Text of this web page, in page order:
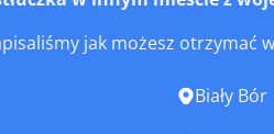
jak możesz otrzymać
Biały Bór